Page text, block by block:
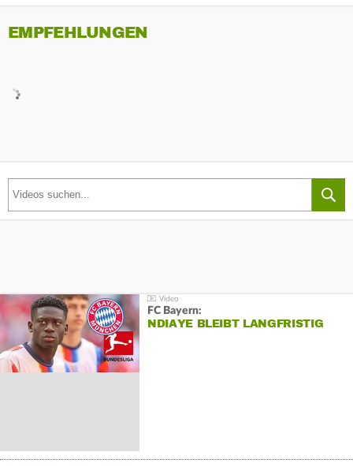
EMPFEHLUNGEN
FC Bayern:
NDIAYE BLEIBT LANGFRISTIG